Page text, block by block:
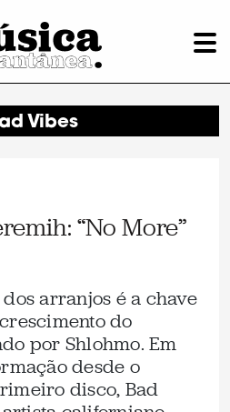
Vibes
“No More”
arranjos é a chave
do
por Shlohmo. Em
desde o
disco, Bad